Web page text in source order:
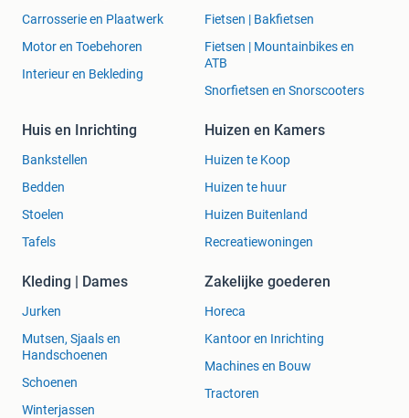
Carrosserie en Plaatwerk
Motor en Toebehoren
Interieur en Bekleding
Fietsen | Bakfietsen
Fietsen | Mountainbikes en
ATB
Snorfietsen en Snorscooters
Huis en Inrichting
Bankstellen
Bedden
Stoelen
Tafels
Huizen en Kamers
Huizen te Koop
Huizen te huur
Huizen Buitenland
Recreatiewoningen
Kleding | Dames
Jurken
Mutsen, Sjaals en
Handschoenen
Schoenen
Winterjassen
Zakelijke goederen
Horeca
Kantoor en Inrichting
Machines en Bouw
Tractoren